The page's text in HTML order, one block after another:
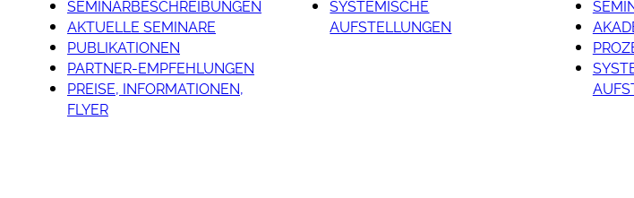
SEMINARBESCHREIBUNGEN
AKTUELLE SEMINARE
PUBLIKATIONEN
PARTNER-EMPFEHLUNGEN
PREISE, INFORMATIONEN,
FLYER
SYSTEMISCHE
AUFSTELLUNGEN